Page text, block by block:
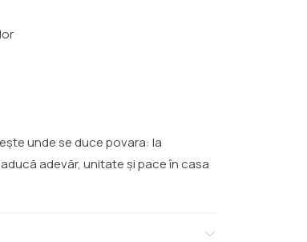
unde se duce povara: la
adevăr, unitate și pace în casa